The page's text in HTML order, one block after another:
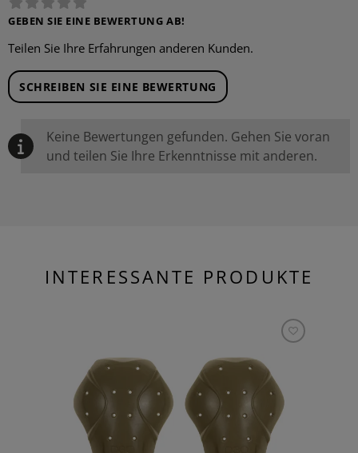
GEBEN SIE EINE BEWERTUNG AB!
Teilen Sie Ihre Erfahrungen anderen Kunden.
SCHREIBEN SIE EINE BEWERTUNG
Keine Bewertungen gefunden. Gehen Sie voran
und teilen Sie Ihre Erkenntnisse mit anderen.
INTERESSANTE PRODUKTE